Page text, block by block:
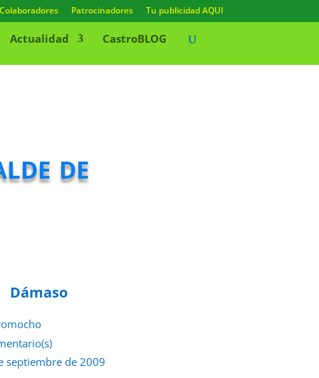
Colaboradores Patrocinadores Tu publicidad AQUI
Actualidad CastroBLOG
de
Dámaso
septiembre de 2009